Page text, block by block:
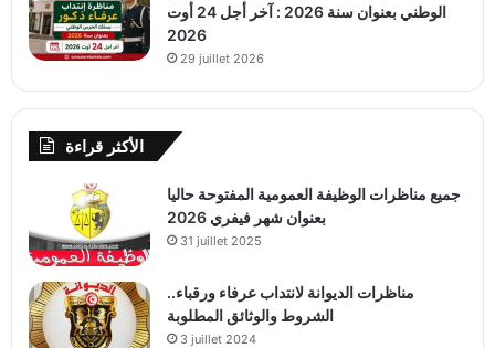
الوطني بعنوان سنة 2026 : آخر أجل 24 أوت
2026
29 juillet 2026
الأكثر قراءة
جميع مناظرات الوظيفة العمومية المفتوحة حاليا
بعنوان شهر فيفري 2026
31 juillet 2025
مناظرات الديوانة لانتداب عرفاء ورقباء..
الشروط والوثائق المطلوبة
3 juillet 2024